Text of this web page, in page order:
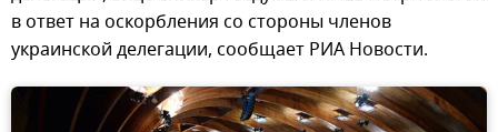
в ответ на оскорбления со стороны членов
украинской делегации, сообщает РИА Новости.